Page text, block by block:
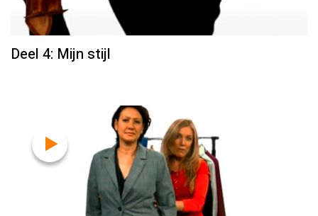
Deel 4: Mijn stijl